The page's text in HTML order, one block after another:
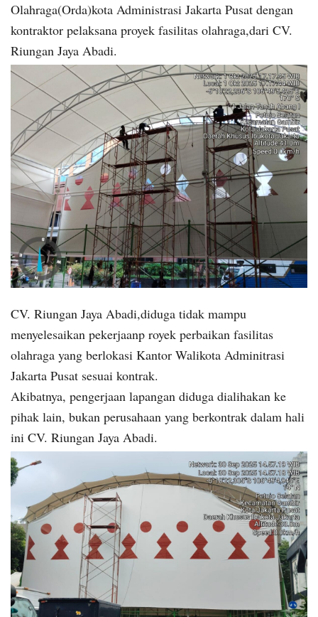
Olahraga(Orda)kota Administrasi Jakarta Pusat dengan
kontraktor pelaksana proyek fasilitas olahraga,dari CV.
Riungan Jaya Abadi.
CV. Riungan Jaya Abadi,diduga tidak mampu
menyelesaikan pekerjaanp royek perbaikan fasilitas
olahraga yang berlokasi Kantor Walikota Adminitrasi
Jakarta Pusat sesuai kontrak.
Akibatnya, pengerjaan lapangan diduga dialihakan ke
pihak lain, bukan perusahaan yang berkontrak dalam hali
ini CV. Riungan Jaya Abadi.